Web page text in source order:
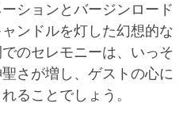
ーションとバージンロード
ンドルを灯した幻想的な
のセレモニーは、いっそ
聖さが増し、ゲストの心に
ることでしょう。